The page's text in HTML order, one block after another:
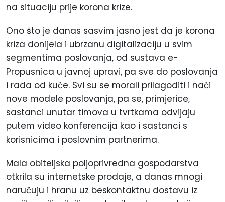
na situaciju prije korona krize.
Ono što je danas sasvim jasno jest da je korona
kriza donijela i ubrzanu digitalizaciju u svim
segmentima poslovanja, od sustava e-
Propusnica u javnoj upravi, pa sve do poslovanja
i rada od kuće. Svi su se morali prilagoditi i naći
nove modele poslovanja, pa se, primjerice,
sastanci unutar timova u tvrtkama odvijaju
putem video konferencija kao i sastanci s
korisnicima i poslovnim partnerima.
Mala obiteljska poljoprivredna gospodarstva
otkrila su internetske prodaje, a danas mnogi
naručuju i hranu uz beskontaktnu dostavu iz